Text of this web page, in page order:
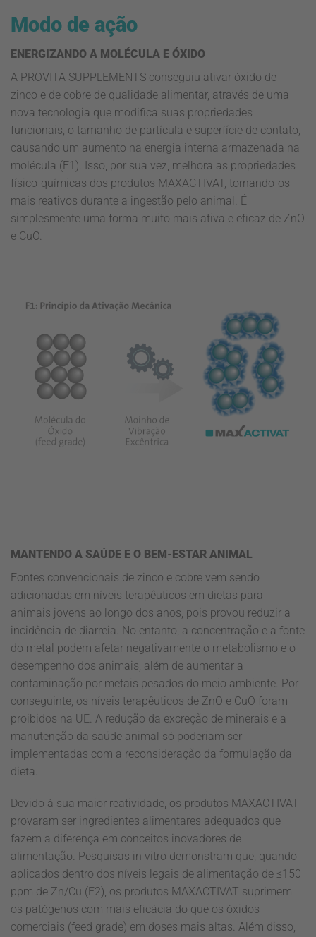
Modo de ação
ENERGIZANDO A MOLÉCULA E ÓXIDO
A PROVITA SUPPLEMENTS conseguiu ativar óxido de
zinco e de cobre de qualidade alimentar, através de uma
nova tecnologia que modifica suas propriedades
funcionais, o tamanho de partícula e superfície de contato,
causando um aumento na energia interna armazenada na
molécula (F1). Isso, por sua vez, melhora as propriedades
físico-químicas dos produtos MAXACTIVAT, tornando-os
mais reativos durante a ingestão pelo animal. É
simplesmente uma forma muito mais ativa e eficaz de ZnO
e CuO.
MANTENDO A SAÚDE E O BEM-ESTAR ANIMAL
Fontes convencionais de zinco e cobre vem sendo
adicionadas em níveis terapêuticos em dietas para
animais jovens ao longo dos anos, pois provou reduzir a
incidência de diarreia. No entanto, a concentração e a fonte
do metal podem afetar negativamente o metabolismo e o
desempenho dos animais, além de aumentar a
contaminação por metais pesados do meio ambiente. Por
conseguinte, os níveis terapêuticos de ZnO e CuO foram
proibidos na UE. A redução da excreção de minerais e a
manutenção da saúde animal só poderiam ser
implementadas com a reconsideração da formulação da
dieta.
Devido à sua maior reatividade, os produtos MAXACTIVAT
provaram ser ingredientes alimentares adequados que
fazem a diferença em conceitos inovadores de
alimentação. Pesquisas in vitro demonstram que, quando
aplicados dentro dos níveis legais de alimentação de ≤150
ppm de Zn/Cu (F2), os produtos MAXACTIVAT suprimem
os patógenos com mais eficácia do que os óxidos
comerciais (feed grade) em doses mais altas. Além disso,